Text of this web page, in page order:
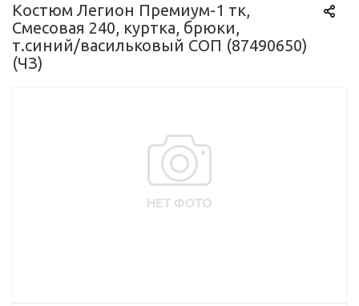
Костюм Легион Премиум-1 тк,
Смесовая 240, куртка, брюки,
т.синий/васильковый СОП (87490650)
(ЧЗ)